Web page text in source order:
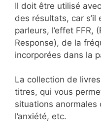
Il doit être utilisé
des résultats, car
parleurs, l’effet FFR,
Response), de la
incorporées dans la
La collection de
titres, qui vous
situations anormales
l’anxiété, etc.